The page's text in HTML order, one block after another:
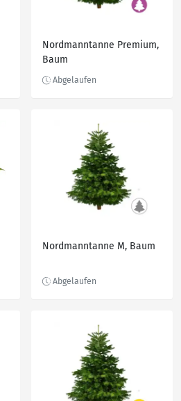
Nordmanntanne Premium,
Baum
Nordmanntanne M, Baum